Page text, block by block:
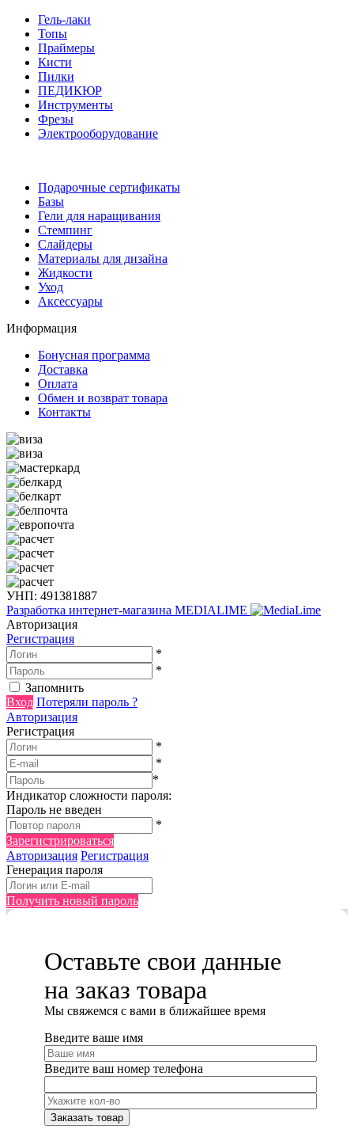
Гель-лаки
Топы
Праймеры
Кисти
Пилки
ПЕДИКЮР
Инструменты
Фрезы
Электрооборудование
Подарочные сертификаты
Базы
Гели для наращивания
Стемпинг
Слайдеры
Материалы для дизайна
Жидкости
Уход
Аксессуары
Информация
Бонусная программа
Доставка
Оплата
Обмен и возврат товара
Контакты
УНП: 491381887
Разработка интернет-магазина MEDIALIME
Авторизация
Регистрация
*
*
Запомнить
Вход Потеряли пароль ?
Авторизация
Регистрация
*
*
*
Индикатор сложности пароля:
Пароль не введен
*
Зарегистрироваться
Авторизация Регистрация
Генерация пароля
Получить новый пароль
Оставьте свои данные
на заказ товара
Мы cвяжемся с вами в ближайшее время
Введите ваше имя
Введите ваш номер телефона